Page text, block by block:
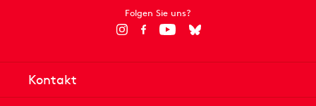
Folgen Sie uns?
Kontakt